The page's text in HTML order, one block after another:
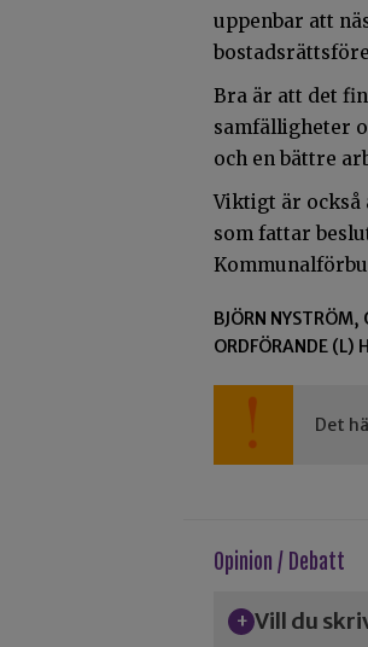
uppenbar att
Bra är att det
samfälligheter
och en bättre
Viktigt är också
som fattar
BJÖRN NYSTRÖM,
ORDFÖRANDE (L)
Det
Opinion / Debatt
Vill du